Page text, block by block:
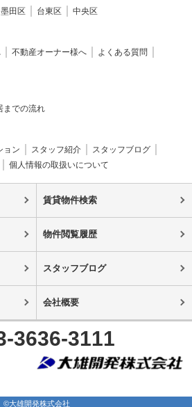
墨田区 台東区 中央区
不動産オーナー様へ
よくある質問
までの流れ
ョン スタッフ紹介
スタッフブログ
個人情報の取扱いについて
賃貸物件検索
物件閲覧履歴
スタッフブログ
会社概要
3636-3111
©大雄開発株式会社